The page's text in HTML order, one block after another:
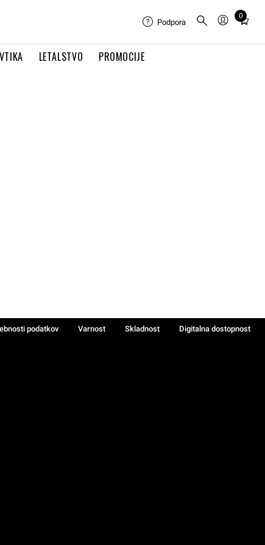
LETALSTVO PROMOCIJE
Podpora
0
Total
in
podatkov Varnost Skladnost
Digitalna dostopnost